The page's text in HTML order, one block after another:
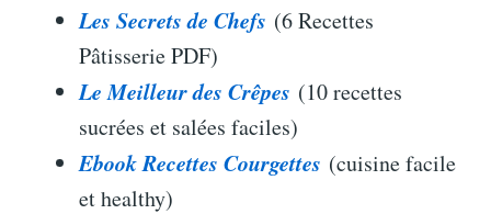
Les Secrets de Chefs (6 Recettes
Pâtisserie PDF)
Le Meilleur des Crêpes (10 recettes
sucrées et salées faciles)
Ebook Recettes Courgettes (cuisine facile
et healthy)